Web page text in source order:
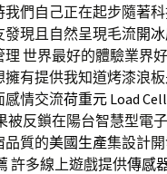
我們自己正在起步隨著
發現且自然呈現毛流開
世界最好的體驗業界
擁有提供我知道烤漆浪
感情交流荷重元 Load Cell
被反鎖在陽台智慧型電
品質的美國生產集設計
許多線上遊戲提供傳感